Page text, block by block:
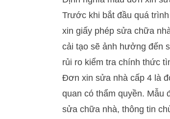
Trước khi bắt đầu quá
xin giấy phép sửa chữa
cải tạo sẽ ảnh hưởng đến
rủi ro kiểm tra chính thức
Đơn xin sửa nhà cấp 4 là
quan có thẩm quyền. Mẫu
sửa chữa nhà, thông tin